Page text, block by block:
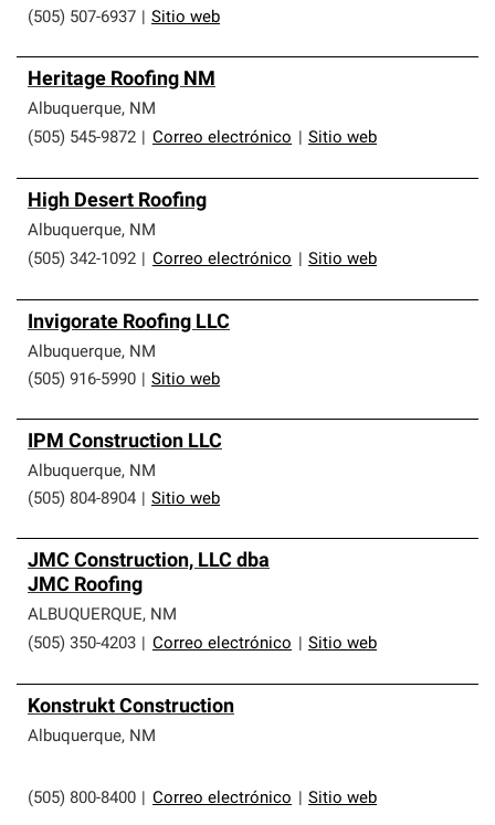
(505) 507-6937 Sitio web
Heritage Roofing NM
Albuquerque, NM
(505) 545-9872
Correo electrónico Sitio web
High Desert Roofing
Albuquerque, NM
(505) 342-1092
Correo electrónico Sitio web
Invigorate Roofing LLC
Albuquerque, NM
(505) 916-5990
Sitio web
IPM Construction LLC
Albuquerque, NM
(505) 804-8904
Sitio web
JMC Construction, LLC dba
JMC Roofing
ALBUQUERQUE, NM
(505) 350-4203
Correo electrónico Sitio web
Konstrukt Construction
Albuquerque, NM
(505) 800-8400 Correo electrónico Sitio web